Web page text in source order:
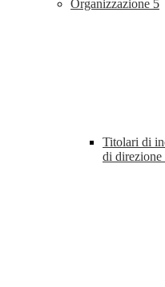
Organizzazione 5
Titolari di
di